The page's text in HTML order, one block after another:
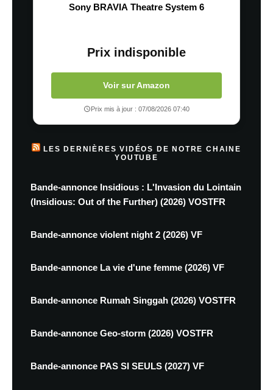
Sony BRAVIA Theatre System 6
Prix indisponible
Voir sur Amazon
Prix mis à jour : 07/08/2026 07:40
LES DERNIÈRES VIDÉOS DE NOTRE CHAINE
YOUTUBE
Bande-annonce Insidious : L'Invasion du Lointain
(Insidious: Out of the Further) (2026) VOSTFR
Bande-annonce violent night 2 (2026) VF
Bande-annonce La vie d'une femme (2026) VF
Bande-annonce Rumah Singgah (2026) VOSTFR
Bande-annonce Geo-storm (2026) VOSTFR
Bande-annonce PAS SI SEULS (2027) VF